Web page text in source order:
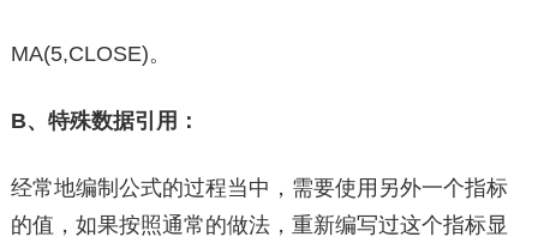
MA(5,CLOSE)。
B、特殊数据引用：
经常地编制公式的过程当中，需要使用另外一个指标
的值，如果按照通常的做法，重新编写过这个指标显